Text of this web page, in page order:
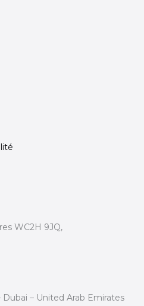
WC2H 9JQ,
– United Arab Emirates